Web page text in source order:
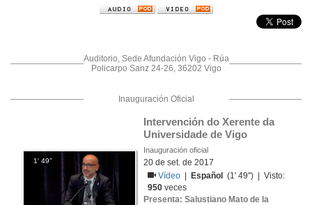
Auditorio, Sede Afundación Vigo - Rúa
Policarpo Sanz 24-26, 36202 Vigo
Inauguración Oficial
1' 49''
Intervención do Xerente da
Universidade de Vigo
Inauguración oficial
20 de set. de 2017
Vídeo
Español
(1' 49'') | Visto:
950 veces
Presenta: Salustiano Mato de la